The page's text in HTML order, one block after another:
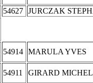
54627 JURCZAK
54914 MARULA YVES
54911 GIRARD MICHEL